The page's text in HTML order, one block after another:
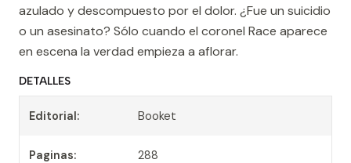
azulado y descompuesto por el dolor. ¿Fue un suicidio
o un asesinato? Sólo cuando el coronel Race aparece
en escena la verdad empieza a aflorar.
DETALLES
Editorial: Booket
Paginas: 288